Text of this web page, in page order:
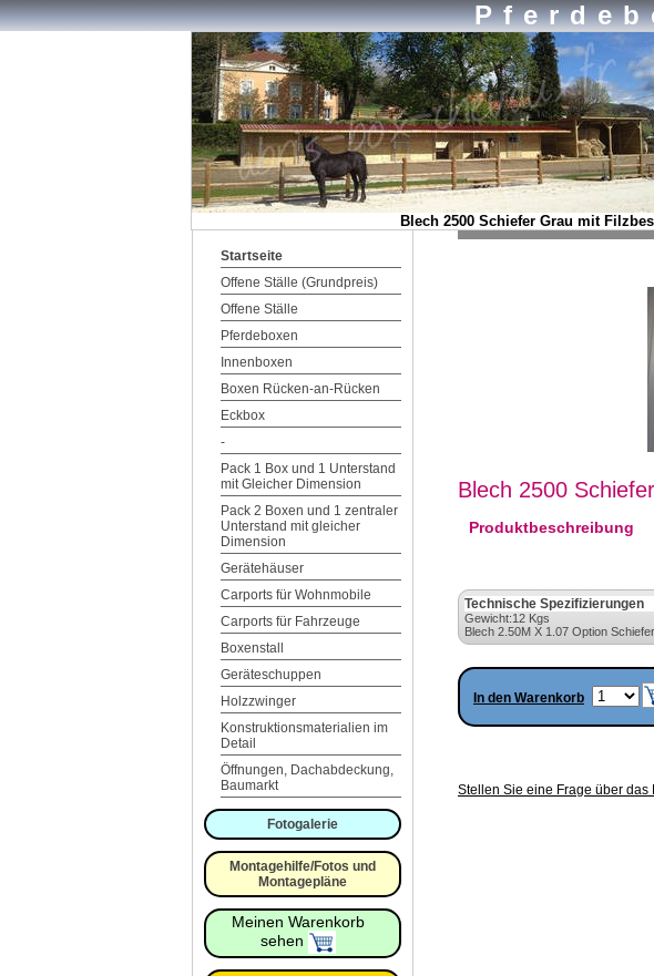
Blech 2500 Schiefer Grau mit
Startseite
Offene Ställe (Grundpreis)
Offene Ställe
Pferdeboxen
Innenboxen
Boxen Rücken-an-Rücken
Eckbox
-
Pack 1 Box und 1 Unterstand
mit Gleicher Dimension
Pack 2 Boxen und 1 zentraler
Unterstand mit gleicher
Dimension
Gerätehäuser
Carports für Wohnmobile
Carports für Fahrzeuge
Boxenstall
Geräteschuppen
Holzzwinger
Konstruktionsmaterialien im
Detail
Öffnungen, Dachabdeckung,
Baumarkt
Fotogalerie
Montagehilfe/Fotos und
Montagepläne
Meinen Warenkorb
sehen
Blech 2500
Produktbeschreibung
Technische Spezifizierungen
Gewicht:12 Kgs
Blech 2.50M X 1.07 Option
In den Warenkorb
Stellen Sie eine Frage über das